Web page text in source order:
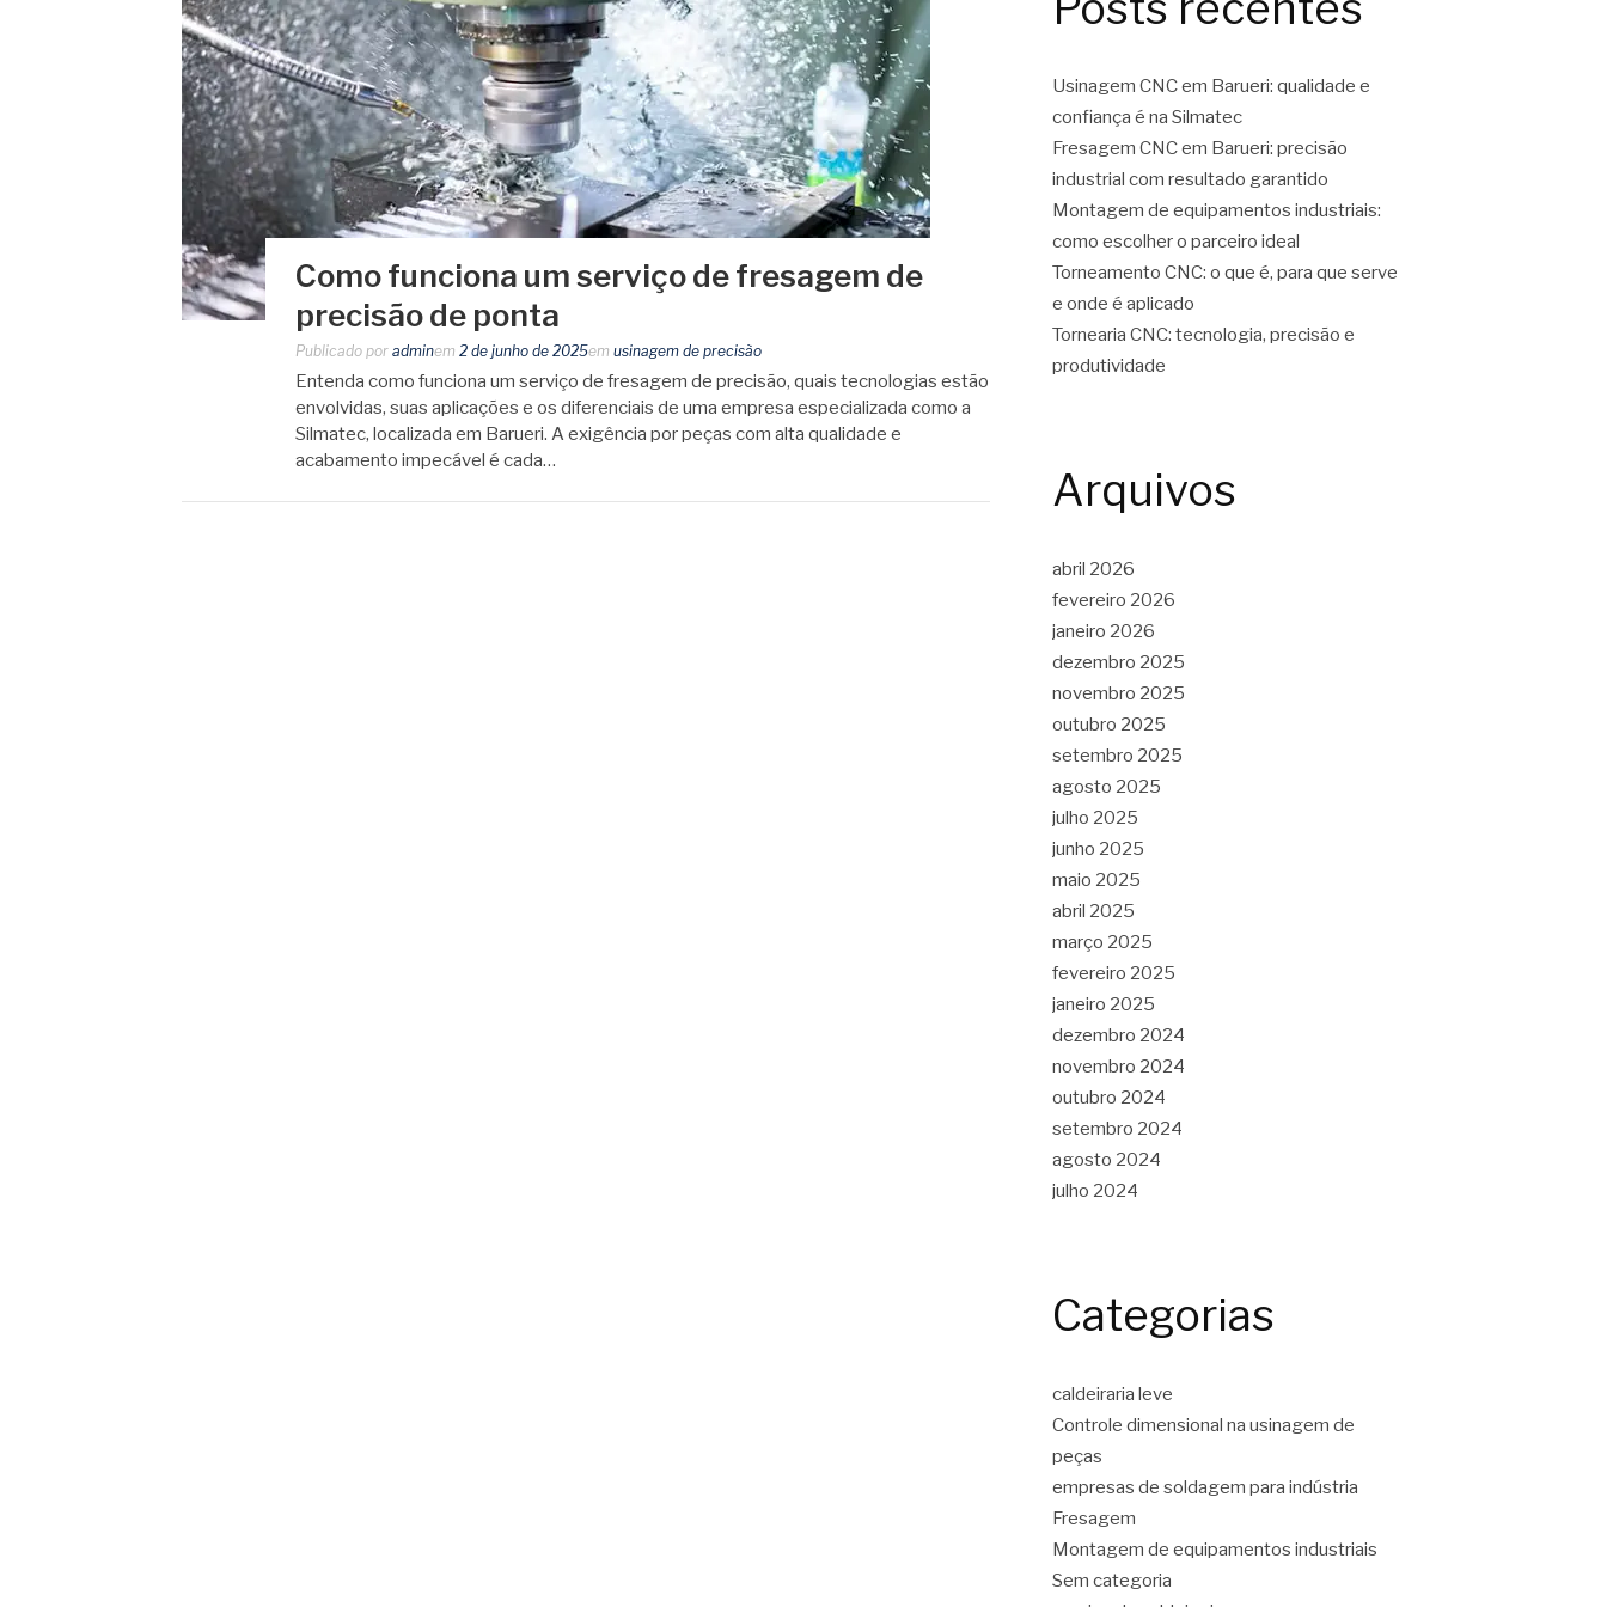
Como funciona um serviço de fresagem de
precisão de ponta
Publicado por adminem 2 de junho de 2025em usinagem de precisão
Entenda como funciona um serviço de fresagem de precisão, quais tecnologias estão
envolvidas, suas aplicações e os diferenciais de uma empresa especializada como a
Silmatec, localizada em Barueri. A exigência por peças com alta qualidade e
acabamento impecável é cada…
Usinagem CNC em Barueri: qualidade e
confiança é na Silmatec
Fresagem CNC em Barueri: precisão
industrial com resultado garantido
Montagem de equipamentos industriais:
como escolher o parceiro ideal
Torneamento CNC: o que é, para que serve
e onde é aplicado
Tornearia CNC: tecnologia, precisão e
produtividade
Arquivos
abril 2026
fevereiro 2026
janeiro 2026
dezembro 2025
novembro 2025
outubro 2025
setembro 2025
agosto 2025
julho 2025
junho 2025
maio 2025
abril 2025
março 2025
fevereiro 2025
janeiro 2025
dezembro 2024
novembro 2024
outubro 2024
setembro 2024
agosto 2024
julho 2024
Categorias
caldeiraria leve
Controle dimensional na usinagem de
peças
empresas de soldagem para indústria
Fresagem
Montagem de equipamentos industriais
Sem categoria